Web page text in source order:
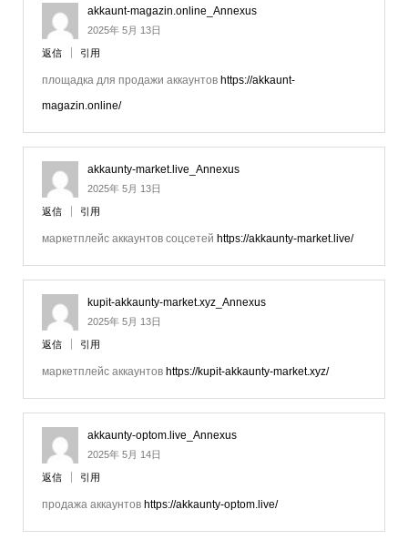
akkaunt-magazin.online_Annexus
2025年 5月 13日
返信 引用
площадка для продажи аккаунтов https://akkaunt-
magazin.online/
akkaunty-market.live_Annexus
2025年 5月 13日
返信 引用
маркетплейс аккаунтов соцсетей https://akkaunty-market.live/
kupit-akkaunty-market.xyz_Annexus
2025年 5月 13日
返信 引用
маркетплейс аккаунтов https://kupit-akkaunty-market.xyz/
akkaunty-optom.live_Annexus
2025年 5月 14日
返信 引用
продажа аккаунтов https://akkaunty-optom.live/